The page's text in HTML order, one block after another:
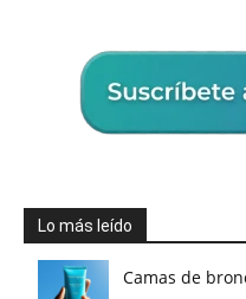
Lo más leído
Camas de